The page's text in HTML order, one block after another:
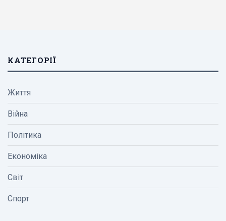
КАТЕГОРІЇ
Життя
Війна
Політика
Економіка
Світ
Спорт